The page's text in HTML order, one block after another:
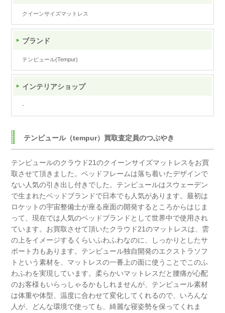
クイーンサイズマットレス
ブランド
テンピュール(Tempur)
インテリアショップ
-
テンピュール（tempur）買取査定員のつぶやき
テンピュールのクラウド21のクイーンサイズマットレスをお買
取させて頂きました。ベッドフレームは落ち着いたデザインで
ない人気の引き出し付きでした。 テンピュールはスウェーデン
で生まれたベッドブランドで日本でも人気があります。最初は
ロケットの宇宙整備士が座る座面の開発するところからはじま
って、現在では人気のベッドブランドとして世界中で使用され
ています。 お買取させて頂いたクラウド21のマットレスは、 雲
の上をイメージするくらいふわふわなのに、しっかりとしたサ
ポート力もあります。 テンピュール独自開発のエクストラソフ
トという素材を、マットレスの一番上の面に使うことでこのふ
わふわを実現しています。柔らかいマットレスだと腰痛が心配
のお客様もいらっしゃるかもしれませんが、 テンピュール素材
は体重や体型、温度に合わせて変化してくれるので、 いろんな
人が、どんな環境で使っても、綺麗な寝姿勢を保ってくれま